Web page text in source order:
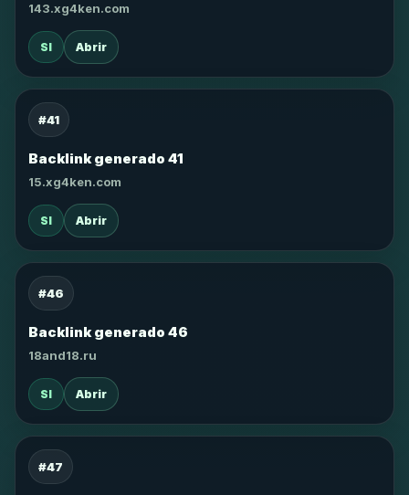
143.xg4ken.com
SI Abrir
#41
Backlink generado 41
15.xg4ken.com
SI Abrir
#46
Backlink generado 46
18and18.ru
SI Abrir
#47